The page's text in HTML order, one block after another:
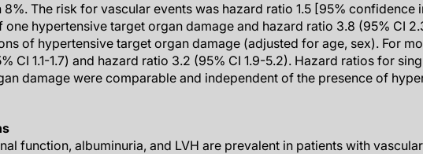
8%. The risk for vascular events was hazard ratio 1.5 [95% confidence
one hypertensive target organ damage and hazard ratio 3.8 (95% CI
of hypertensive target organ damage (adjusted for age, sex). For
CI 1.1-1.7) and hazard ratio 3.2 (95% CI 1.9-5.2). Hazard ratios for
damage were comparable and independent of the presence of
function, albuminuria, and LVH are prevalent in patients with